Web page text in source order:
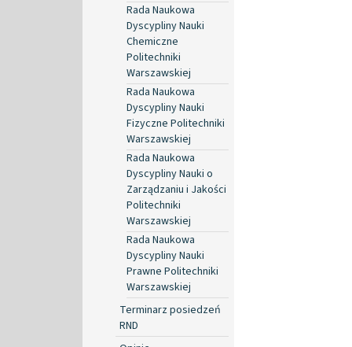
Rada Naukowa
Dyscypliny Nauki
Chemiczne
Politechniki
Warszawskiej
Rada Naukowa
Dyscypliny Nauki
Fizyczne Politechniki
Warszawskiej
Rada Naukowa
Dyscypliny Nauki o
Zarządzaniu i Jakości
Politechniki
Warszawskiej
Rada Naukowa
Dyscypliny Nauki
Prawne Politechniki
Warszawskiej
Terminarz posiedzeń
RND